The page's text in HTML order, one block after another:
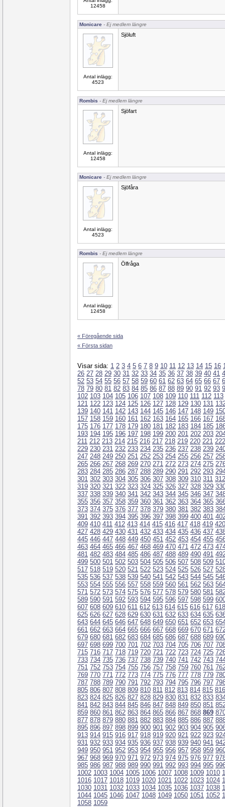
12458
Monicare - Ej medlem längre
Antal inlägg:
4523
Sjöluft
Rombis - Ej medlem längre
Antal inlägg:
12458
Sjöfart
Monicare - Ej medlem längre
Antal inlägg:
4523
Sjöfåra
Rombis - Ej medlem längre
Antal inlägg:
12458
Ölfråga
« Föregående sida
« Första sidan
Visar sida: 1 2 3 4 5 6 7 8 9 10 11 12 13 14 15 16
26 27 28 29 30 31 32 33 34 35 36 37 38 39 40 41
52 53 54 55 56 57 58 59 60 61 62 63 64 65 66 67
78 79 80 81 82 83 84 85 86 87 88 89 90 91 92 93
102 103 104 105 106 107 108 109 110 111 112 113
121 122 123 124 125 126 127 128 129 130 131
139 140 141 142 143 144 145 146 147 148 149
157 158 159 160 161 162 163 164 165 166 167
175 176 177 178 179 180 181 182 183 184 185
193 194 195 196 197 198 199 200 201 202 203
211 212 213 214 215 216 217 218 219 220 221 222
229 230 231 232 233 234 235 236 237 238 239
247 248 249 250 251 252 253 254 255 256 257
265 266 267 268 269 270 271 272 273 274 275
283 284 285 286 287 288 289 290 291 292 293
301 302 303 304 305 306 307 308 309 310 311 312
319 320 321 322 323 324 325 326 327 328 329
337 338 339 340 341 342 343 344 345 346 347
355 356 357 358 359 360 361 362 363 364 365
373 374 375 376 377 378 379 380 381 382 383
391 392 393 394 395 396 397 398 399 400 401
409 410 411 412 413 414 415 416 417 418 419 420
427 428 429 430 431 432 433 434 435 436 437
445 446 447 448 449 450 451 452 453 454 455
463 464 465 466 467 468 469 470 471 472 473
481 482 483 484 485 486 487 488 489 490 491
499 500 501 502 503 504 505 506 507 508 509
517 518 519 520 521 522 523 524 525 526 527
535 536 537 538 539 540 541 542 543 544 545
553 554 555 556 557 558 559 560 561 562 563
571 572 573 574 575 576 577 578 579 580 581
589 590 591 592 593 594 595 596 597 598 599
607 608 609 610 611 612 613 614 615 616 617 618
625 626 627 628 629 630 631 632 633 634 635
643 644 645 646 647 648 649 650 651 652 653
661 662 663 664 665 666 667 668 669 670 671
679 680 681 682 683 684 685 686 687 688 689
697 698 699 700 701 702 703 704 705 706 707
715 716 717 718 719 720 721 722 723 724 725
733 734 735 736 737 738 739 740 741 742 743
751 752 753 754 755 756 757 758 759 760 761
769 770 771 772 773 774 775 776 777 778 779
787 788 789 790 791 792 793 794 795 796 797
805 806 807 808 809 810 811 812 813 814 815 816
823 824 825 826 827 828 829 830 831 832 833
841 842 843 844 845 846 847 848 849 850 851
859 860 861 862 863 864 865 866 867 868 869
877 878 879 880 881 882 883 884 885 886 887
895 896 897 898 899 900 901 902 903 904 905
913 914 915 916 917 918 919 920 921 922 923
931 932 933 934 935 936 937 938 939 940 941
949 950 951 952 953 954 955 956 957 958 959
967 968 969 970 971 972 973 974 975 976 977
985 986 987 988 989 990 991 992 993 994 995
1002 1003 1004 1005 1006 1007 1008 1009 1010
1016 1017 1018 1019 1020 1021 1022 1023 1024
1030 1031 1032 1033 1034 1035 1036 1037 1038
1044 1045 1046 1047 1048 1049 1050 1051 1052
1058 1059